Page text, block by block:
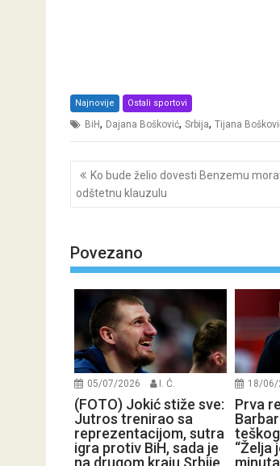
Najnovije Ostali sportovi
BiH, Dajana Bošković, Srbija, Tijana
Post
navigation
Ko bude želio dovesti Benzemu
odštetnu klauzulu
Povezano
05/07/2026 I. Ć.
(FOTO) Jokić stiže sve:
Jutros trenirao sa
reprezentacijom, sutra
igra protiv BiH, sada je
18/06/
Prva
“Želja